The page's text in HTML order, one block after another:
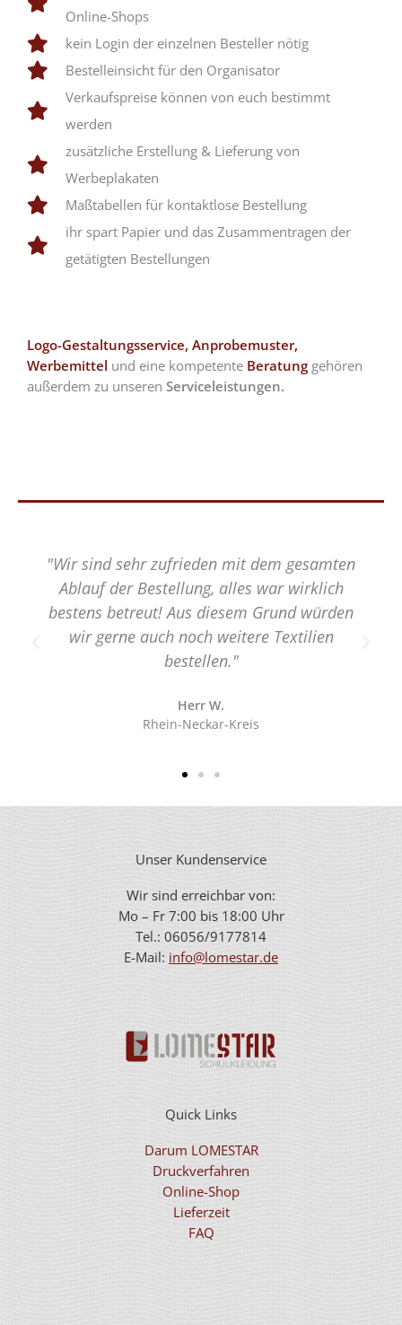
Online-Shops
kein Login der einzelnen Besteller nötig
Bestelleinsicht für den Organisator
Verkaufspreise können von euch bestimmt
werden
zusätzliche Erstellung & Lieferung von
Werbeplakaten
Maßtabellen für kontaktlose Bestellung
ihr spart Papier und das Zusammentragen der
getätigten Bestellungen
Logo-Gestaltungsservice, Anprobemuster,
Werbemittel und eine kompetente Beratung gehören
außerdem zu unseren Serviceleistungen.
"Wir sind sehr zufrieden mit dem gesamten
Ablauf der Bestellung, alles war wirklich
bestens betreut! Aus diesem Grund würden
wir gerne auch noch weitere Textilien
bestellen."
Herr W.
Rhein-Neckar-Kreis
Unser Kundenservice
Wir sind erreichbar von:
Mo – Fr 7:00 bis 18:00 Uhr
Tel.: 06056/9177814
E-Mail: info@lomestar.de
Quick Links
Darum LOMESTAR
Druckverfahren
Online-Shop
Lieferzeit
FAQ